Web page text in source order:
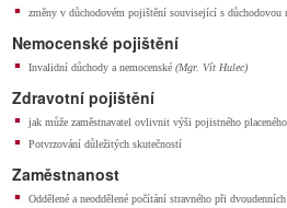
změny v důchodovém pojištění související s důchodovou
Nemocenské pojištění
Invalidní důchody a nemocenské (Mgr. Vít Hulec)
Zdravotní pojištění
jak může zaměstnavatel ovlivnit výši pojistného placeného
Potvrzování důležitých skutečností
Zaměstnanost
Oddělené a neoddělené počítání stravného při